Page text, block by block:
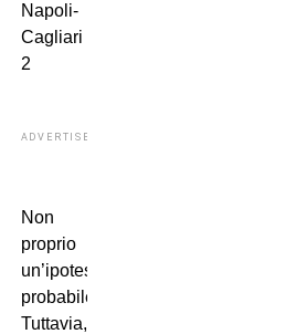
Napoli-
Cagliari
2
ADVERTISEMENT
Non
proprio
un’ipotesi
probabile.
Tuttavia,